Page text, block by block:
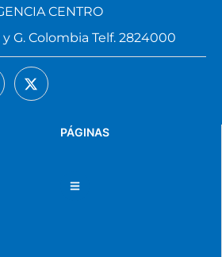
PÁGINAS
CENTRO
G. Colombia Telf. 2824000